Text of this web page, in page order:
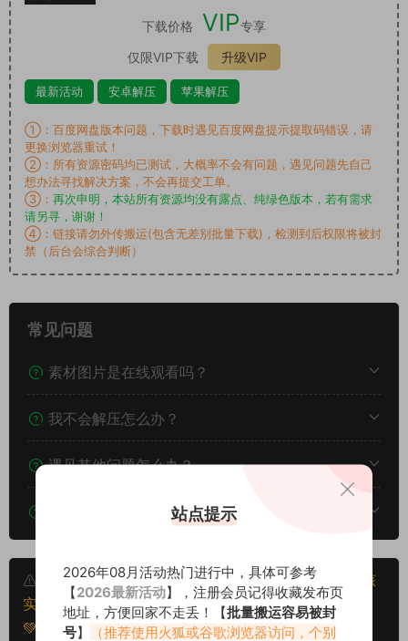
下载价格 VIP专享
仅限VIP下载
升级VIP
最新活动 安卓解压 苹果解压
①：百度网盘版本问题，下载时遇见百度网盘提示提取码错误，请
更换浏览器重试！
②：所有资源密码均已测试，大概率不会有问题，遇见问题先自己
想办法寻找解决方案，不会再提交工单。
③： 再次申明，本站所有资源均没有露点、纯绿色版本，若有需求
请另寻，谢谢！
④：链接请勿外传搬运(包含无差别批量下载)，检测到后权限将被封
禁（后台会综合判断）
常见问题
素材图片是在线观看吗？
我不会解压怎么办？
遇见其他问题怎么办？
该资源能搬运分享吗？
本文资源仅供个人参考学习，请勿批量搬运，一经核
实将封禁账号权限！
💚本文资源均来源网友分享，若侵犯了您的权益可以提
站点提示
2026年08月活动热门进行中，具体可参考
【2026最新活动】，注册会员记得收藏发布页
地址，方便回家不走丢！【批量搬运容易被封
号】
（推荐使用火狐或谷歌浏览器访问，个别